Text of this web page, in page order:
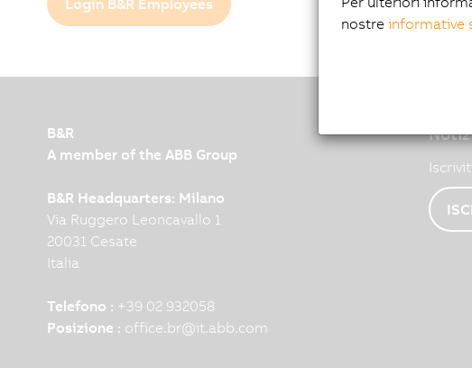
B&R
A member of the ABB Group
B&R Headquarters: Milano
Via Ruggero Leoncavallo 1
20031 Cesate
Italia
Telefono : +39 02 932058
Posizione : office.br@it.abb.com
nostre informative